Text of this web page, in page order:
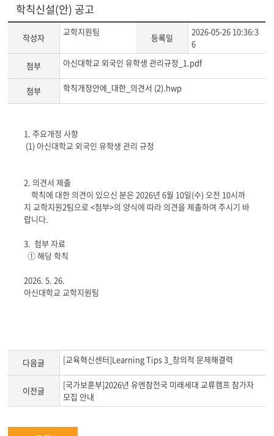
학칙신설(안) 공고
작성자
교학지원팀
등록일
2026-05-26 10:36:3
6
첨부
아신대학교 외국인 유학생 관리규정_1.pdf
첨부 학칙개정안에_대한_의견서 (2).hwp
게
시
문
1. 주요개정 사항
(1) 아신대학교 외국인 유학생 관리 규정
2. 의견서 제출
학칙에 대한 의견이 있으신 분은 2026년 6월 10일(수) 오전 10시까
지 교학지원2팀으로 <첨부>의 양식에 따라 의견을 제출하여 주시기 바
랍니다.
3. 첨부 자료
① 해당 학칙
2026. 5. 26.
아신대학교 교학지원팀
다음글 [교육혁신센터]Learning Tips 3_창의적 문제해결력
이전글
[국가보훈부]2026년 유엔참전국 미래세대 교류캠프 참가자
모집 안내